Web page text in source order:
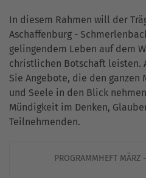
In diesem Rahmen will der
Aschaffenburg -
gelingendem Leben auf dem
christlichen Botschaft leisten.
Sie Angebote, die den ganzen
und Seele in den Blick
Mündigkeit im Denken,
Teilnehmenden.
PROGRAMMHEFT